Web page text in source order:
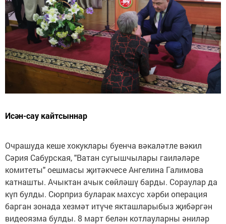
Исән-сау кайтсыннар
Очрашуда кеше хокуклары буенча вәкаләтле вәкил
Сәрия Сабурская, "Ватан сугышчылары гаиләләре
комитеты" оешмасы җитәкчесе Ангелина Галимова
катнашты. Ачыктан ачык сөйләшү барды. Сораулар да
күп булды. Сюрприз буларак махсус хәрби операция
барган зонада хезмәт итүче якташларыбыз җибәргән
видеоязма булды. 8 март белән котлауларны әниләр